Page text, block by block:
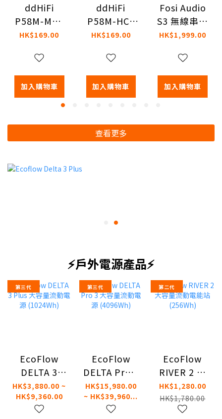
ddHiFi
P58M-MR3
專為水月雨
磁吸支架
HK$169.00
加入購物車
ddHiFi
P58M-HC5
專用於AK
架
HK$169.00
加入購物車
Fosi Audio
S3 無線串流
音樂播放器
HK$1,999.00
加入購物車
查看更多
⚡戶外電源產品⚡
第三代
EcoFlow
DELTA 3
Plus 大容量
流動電源
(1024Wh)
HK$3,880.00 ~
HK$9,360.00
第三代
EcoFlow
DELTA Pro 3
大容量流動
電源
(4096Wh)
HK$15,980.00
~ HK$39,960...
第二代
EcoFlow
RIVER 2 大
容量流動電
能站
(256Wh)
HK$1,280.00
HK$1,780.00